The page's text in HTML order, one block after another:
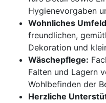
Hygienevorgaben
Wohnliches
freundlichen,
Dekoration und
Wäschepflege:
Falten und Lagern
Wohlbefinden der
Herzliche